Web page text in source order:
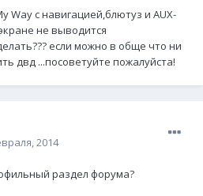
Way c навигацией,блютуз и AUX-
не выводится
если можно в обще что ни
двд ...посоветуйте пожалуйста!
2014
раздел форума?